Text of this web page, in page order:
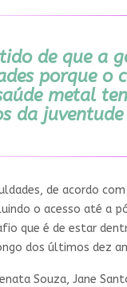
de que a
porque o
metal
da
de acordo
o acesso até a
que é de estar
dos últimos dez
Souza, Jane